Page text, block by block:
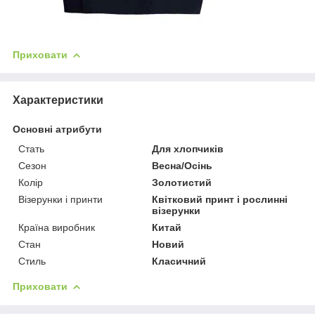
Приховати
Характеристики
Основні атрибути
Стать
Для хлопчиків
Сезон
Весна/Осінь
Колір
Золотистий
Візерунки і принти
Квітковий принт і рослинні
візерунки
Країна виробник
Китай
Стан
Новий
Стиль
Класичний
Приховати